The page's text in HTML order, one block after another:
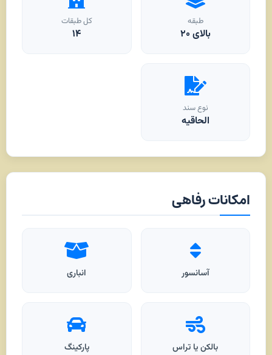
طبقه
بالای ۲۰
کل طبقات
۱۴
نوع سند
الحاقیه
امکانات رفاهی
آسانسور انباری
بالکن یا تراس پارکینگ